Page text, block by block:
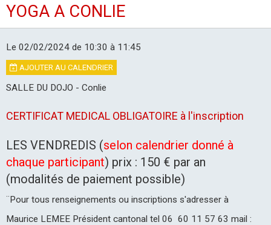
YOGA A CONLIE
Le 02/02/2024 de 10:30 à 11:45
AJOUTER AU CALENDRIER
SALLE DU DOJO - Conlie
CERTIFICAT MEDICAL OBLIGATOIRE à l'inscription
LES VENDREDIS (selon calendrier donné à
chaque participant) prix : 150 € par an
(modalités de paiement possible)
¨Pour tous renseignements ou inscriptions s'adresser à
Maurice LEMEE Président cantonal tel 06 60 11 57 63 mail :